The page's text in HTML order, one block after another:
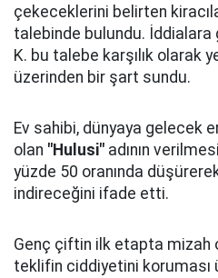
çekeceklerini belirten
talebinde bulundu.
K. bu talebe karşılık olarak
üzerinden bir şart sundu.
Ev sahibi, dünyaya gelecek
olan "Hulusi" adının
yüzde 50 oranında
indireceğini ifade etti.
Genç çiftin ilk etapta mizah
teklifin ciddiyetini koruması